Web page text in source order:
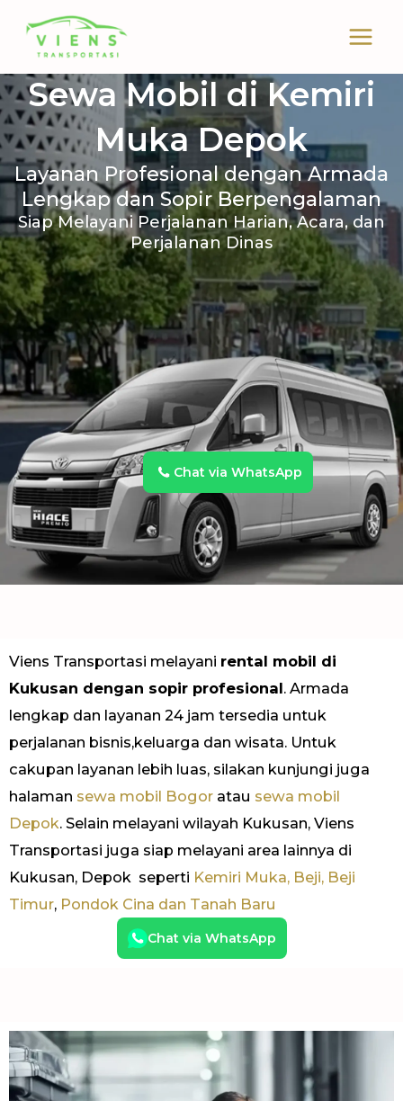
Sewa Mobil di Kemiri
Muka Depok
Layanan Profesional dengan Armada
Lengkap dan Sopir Berpengalaman
Siap Melayani Perjalanan Harian, Acara, dan
Perjalanan Dinas
Chat via WhatsApp
Viens Transportasi melayani rental mobil di
Kukusan dengan sopir profesional. Armada
lengkap dan layanan 24 jam tersedia untuk
perjalanan bisnis,keluarga dan wisata. Untuk
cakupan layanan lebih luas, silakan kunjungi juga
halaman sewa mobil Bogor atau sewa mobil
Depok. Selain melayani wilayah Kukusan, Viens
Transportasi juga siap melayani area lainnya di
Kukusan, Depok seperti Kemiri Muka, Beji, Beji
Timur, Pondok Cina dan Tanah Baru
Chat via WhatsApp